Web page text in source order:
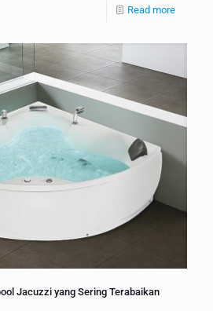
Read more
Jacuzzi yang Sering Terabaikan